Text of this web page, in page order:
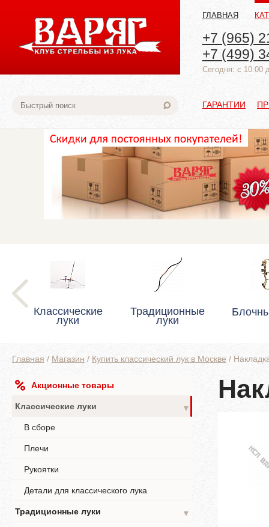
ГЛАВНАЯ
+7 (965)
+7 (499)
Cегодня: с 10:00
ГАРАНТИИ
Классические
луки
Традиционные
луки
Главная / Магазин / Купить классический лук в Москве /
Акционные товары
Классические луки
▼
В сборе
Плечи
Рукоятки
Детали для классического лука
Традиционные луки
▼